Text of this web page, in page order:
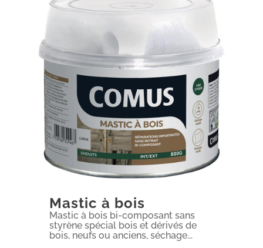
Mastic à bois
Mastic à bois bi-composant sans
styrène spécial bois et dérivés de
bois, neufs ou anciens, séchage...